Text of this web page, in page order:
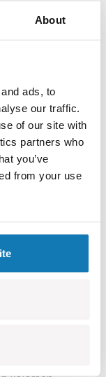
About
ads, to
our traffic.
of our site with
partners who
you’ve
from your use
kredki
wycieczki,
przygody.
zamkiem i
do wzrostu
spędzenia czasu.
pomóc w
wyjątkowego,
Domku